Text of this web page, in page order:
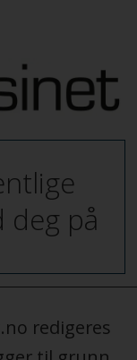
deg på
redigeres